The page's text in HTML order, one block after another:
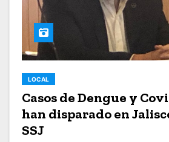
LOCAL
Casos de Dengue y
han disparado en
SSJ